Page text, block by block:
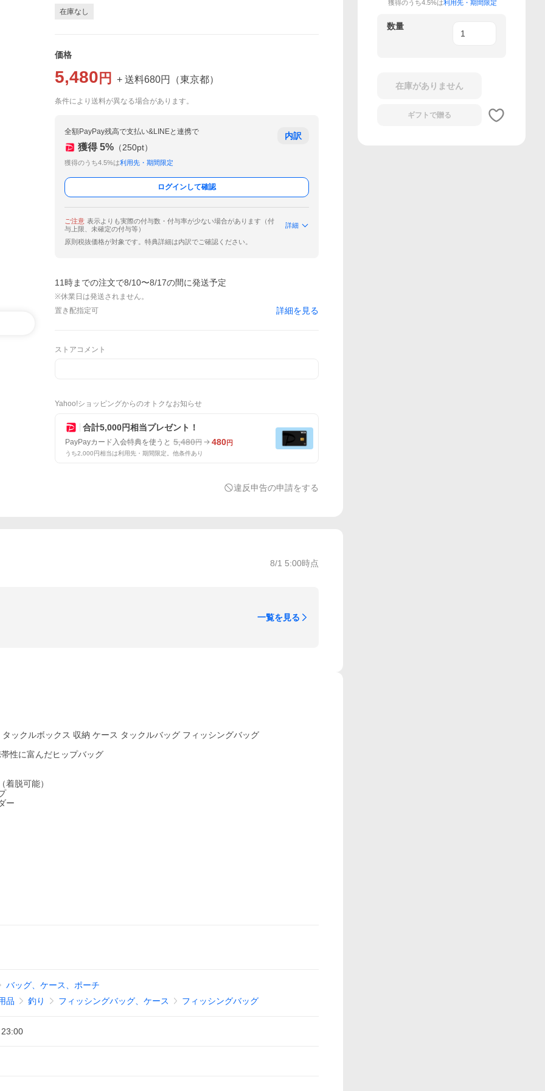
在庫なし
価格
5,480 円 + 送料680円 （東京都）
条件により送料が異なる場合があります。
全額PayPay残高で支払い&LINEと連携で
獲得 5% （250pt）
獲得のうち4.5%は利用先・期間限定
内訳
ログインして確認
ご注意 表示よりも実際の付与数・付与率が少ない場合があります（付
与上限、未確定の付与等）
詳細
原則税抜価格が対象です。特典詳細は内訳でご確認ください。
11時までの注文で8/10〜8/17の間に発送予定
※休業日は発送されません。
置き配指定可
詳細を見る
ストアコメント
Yahoo!ショッピングからのオトクなお知らせ
合計5,000円相当プレゼント！
PayPayカード入会特典を使うと 5,480円 480円
うち2,000円相当は利用先・期間限定。他条件あり
違反申告の申請をする
8/1 5:00時点
一覧を見る
ックルボックス 収納 ケース タックルバッグ フィッシングバッグ
性に富んだヒップバッグ
脱可能）
ー
バッグ、ケース、ポーチ
品
釣り フィッシングバッグ、ケース フィッシングバッグ
獲得のうち4.5%は利用先・期間限定
数量
在庫がありません
ギフトで贈る